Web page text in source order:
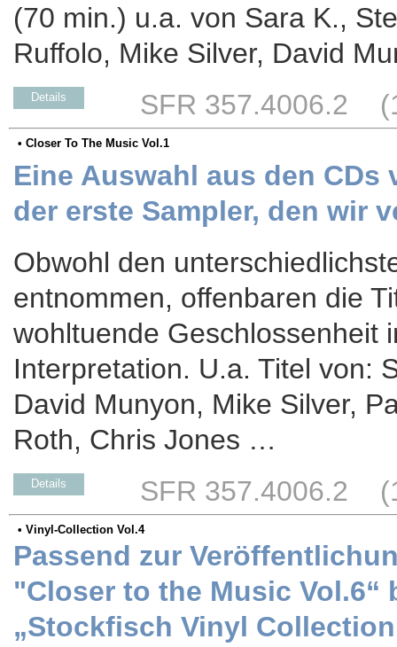
(70 min.) u.a. von Sara K.,
Ruffolo, Mike Silver, David
Details SFR 357.4006.2
• Closer To The Music Vol.1
Eine Auswahl aus den
der erste Sampler, den wir
Obwohl den
entnommen, offenbaren die
wohltuende Geschlossenheit
Interpretation. U.a. Titel von:
David Munyon, Mike Silver,
Roth, Chris Jones …
Details SFR 357.4006.2
• Vinyl-Collection Vol.4
Passend zur
"Closer to the Music
„Stockfisch Vinyl